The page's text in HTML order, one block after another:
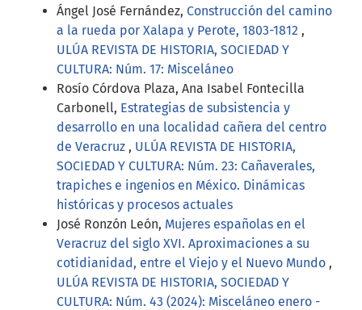
Ángel José Fernández, Construcción del camino
a la rueda por Xalapa y Perote, 1803-1812 ,
ULÚA REVISTA DE HISTORIA, SOCIEDAD Y
CULTURA: Núm. 17: Misceláneo
Rosío Córdova Plaza, Ana Isabel Fontecilla
Carbonell, Estrategias de subsistencia y
desarrollo en una localidad cañera del centro
de Veracruz , ULÚA REVISTA DE HISTORIA,
SOCIEDAD Y CULTURA: Núm. 23: Cañaverales,
trapiches e ingenios en México. Dinámicas
históricas y procesos actuales
José Ronzón León, Mujeres españolas en el
Veracruz del siglo XVI. Aproximaciones a su
cotidianidad, entre el Viejo y el Nuevo Mundo ,
ULÚA REVISTA DE HISTORIA, SOCIEDAD Y
CULTURA: Núm. 43 (2024): Misceláneo enero -